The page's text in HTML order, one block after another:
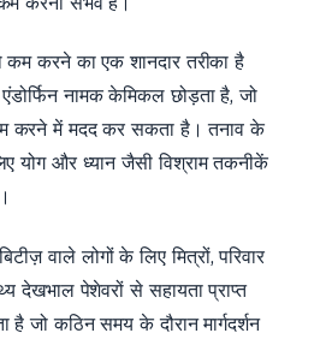
कम करने का एक शानदार तरीका है
नामक केमिकल छोड़ता है, जो
करने में मदद कर सकता है। तनाव के
और ध्यान जैसी विश्राम तकनीकें
वाले लोगों के लिए मित्रों, परिवार
देखभाल पेशेवरों से सहायता प्राप्त
जो कठिन समय के दौरान मार्गदर्शन